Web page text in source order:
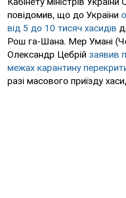
повідомив, що до України
від 5 до 10 тисяч хасидів
Рош га-Шана. Мер Умані
Олександр Цебрій заявив
межах карантину
разі масового приїзду